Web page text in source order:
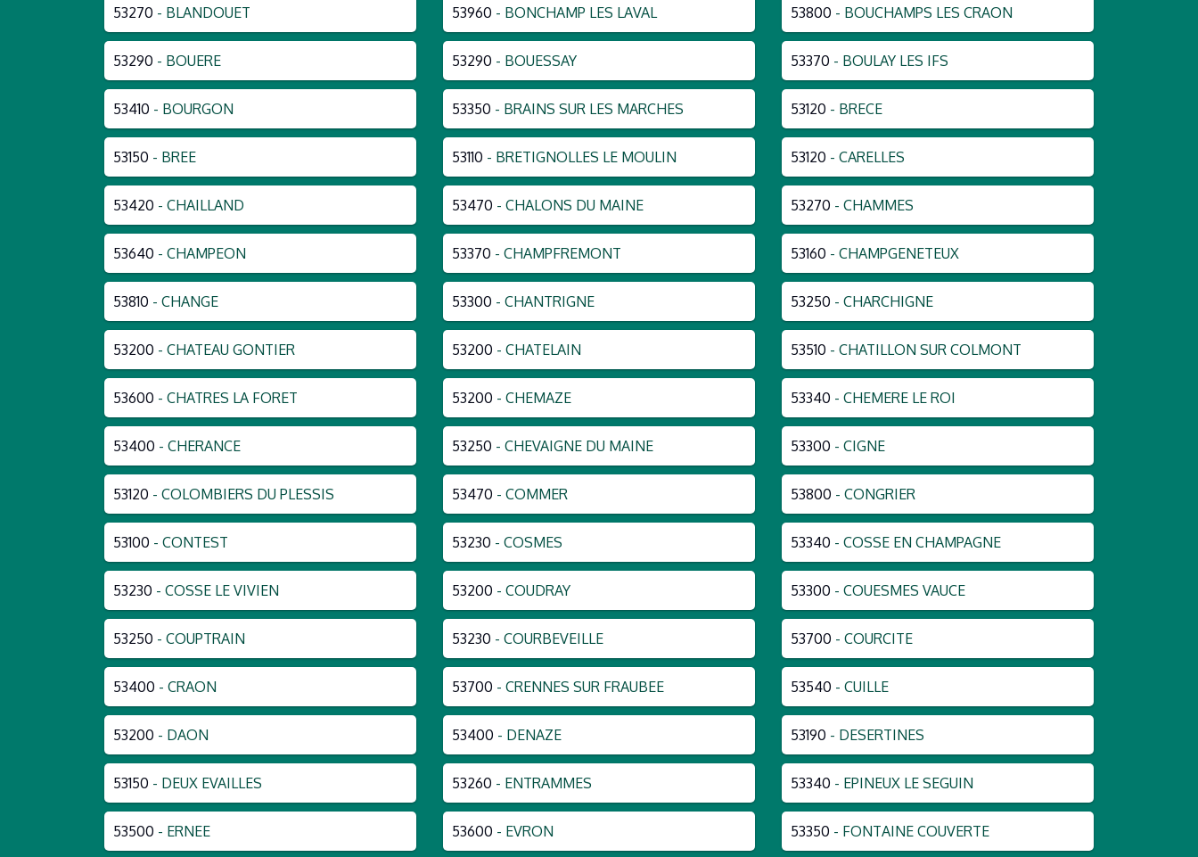
53270 - BLANDOUET 53960 - BONCHAMP LES LAVAL 53800 - BOUCHAMPS LES CRAON
53290 - BOUERE 53290 - BOUESSAY 53370 - BOULAY LES IFS
53410 - BOURGON 53350 - BRAINS SUR LES MARCHES 53120 - BRECE
53150 - BREE 53110 - BRETIGNOLLES LE MOULIN 53120 - CARELLES
53420 - CHAILLAND 53470 - CHALONS DU MAINE 53270 - CHAMMES
53640 - CHAMPEON 53370 - CHAMPFREMONT 53160 - CHAMPGENETEUX
53810 - CHANGE 53300 - CHANTRIGNE 53250 - CHARCHIGNE
53200 - CHATEAU GONTIER 53200 - CHATELAIN 53510 - CHATILLON SUR COLMONT
53600 - CHATRES LA FORET 53200 - CHEMAZE 53340 - CHEMERE LE ROI
53400 - CHERANCE 53250 - CHEVAIGNE DU MAINE 53300 - CIGNE
53120 - COLOMBIERS DU PLESSIS 53470 - COMMER 53800 - CONGRIER
53100 - CONTEST 53230 - COSMES 53340 - COSSE EN CHAMPAGNE
53230 - COSSE LE VIVIEN 53200 - COUDRAY 53300 - COUESMES VAUCE
53250 - COUPTRAIN 53230 - COURBEVEILLE 53700 - COURCITE
53400 - CRAON 53700 - CRENNES SUR FRAUBEE 53540 - CUILLE
53200 - DAON 53400 - DENAZE 53190 - DESERTINES
53150 - DEUX EVAILLES 53260 - ENTRAMMES 53340 - EPINEUX LE SEGUIN
53500 - ERNEE 53600 - EVRON 53350 - FONTAINE COUVERTE